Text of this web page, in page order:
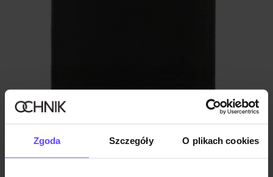
Zgoda Szczegóły O plikach cookies
Skórzany portfel męski niezapinany
5.0 (3)